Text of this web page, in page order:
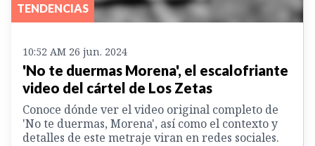
TENDENCIAS
10:52 AM 26 jun. 2024
'No te duermas Morena', el escalofriante
video del cártel de Los Zetas
Conoce dónde ver el video original completo de
'No te duermas, Morena', así como el contexto y
detalles de este metraje viran en redes sociales.